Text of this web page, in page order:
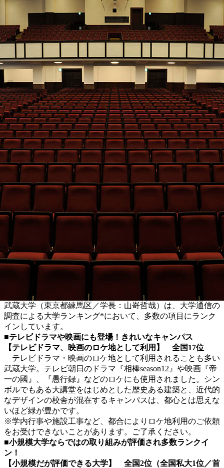
武蔵大学（東京都練馬区／学長：山嵜哲哉）は、大学通信の
調査による大学ランキング*において、多数の項目にランク
インしています。
■テレビドラマや映画にも登場！きれいなキャンパス
【テレビドラマ、映画のロケ地として利用】 全国17位
テレビドラマ・映画のロケ地として利用されることも多い
武蔵大学。テレビ朝日のドラマ『相棒season12』や映画『帝
一の國』、『愚行録』などのロケにも使用されました。シン
ボルでもある大講堂をはじめとした歴史ある建築と、近代的
なデザインの校舎が混在するキャンパスは、都心とは思えな
いほど緑が豊かです。
※学内行事や施設工事など、都合によりロケ地利用のご依頼
をお受けできないことがあります。ご了承ください。
■小規模大学ならではの取り組みが評価され多数ランクイ
ン！
【小規模だが評価できる大学】 全国2位（全国私大1位／首